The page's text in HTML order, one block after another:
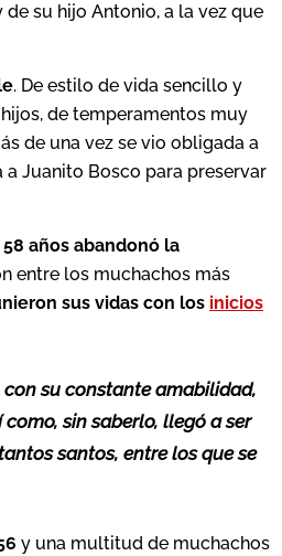
su hijo Antonio, a la vez que
. De estilo de vida sencillo y
de temperamentos muy
de una vez se vio obligada a
Juanito Bosco para preservar
58 años abandonó la
entre los muchachos más
sus vidas con los inicios
su constante amabilidad,
sin saberlo, llegó a ser
santos, entre los que se
y una multitud de muchachos